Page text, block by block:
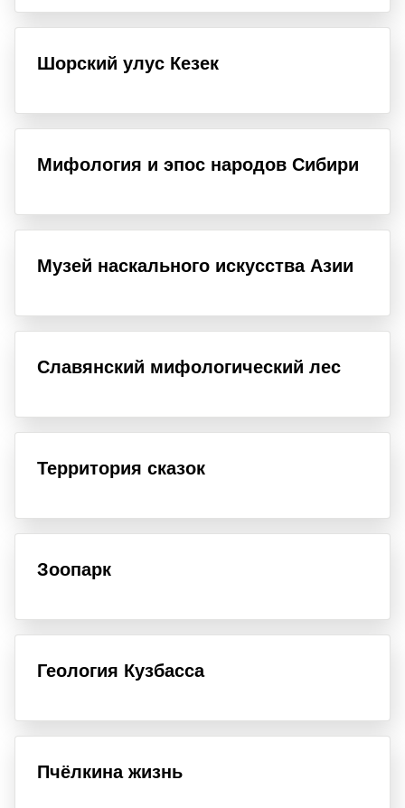
Шорский улус Кезек
Мифология и эпос народов Сибири
Музей наскального искусства Азии
Славянский мифологический лес
Территория сказок
Зоопарк
Геология Кузбасса
Пчёлкина жизнь